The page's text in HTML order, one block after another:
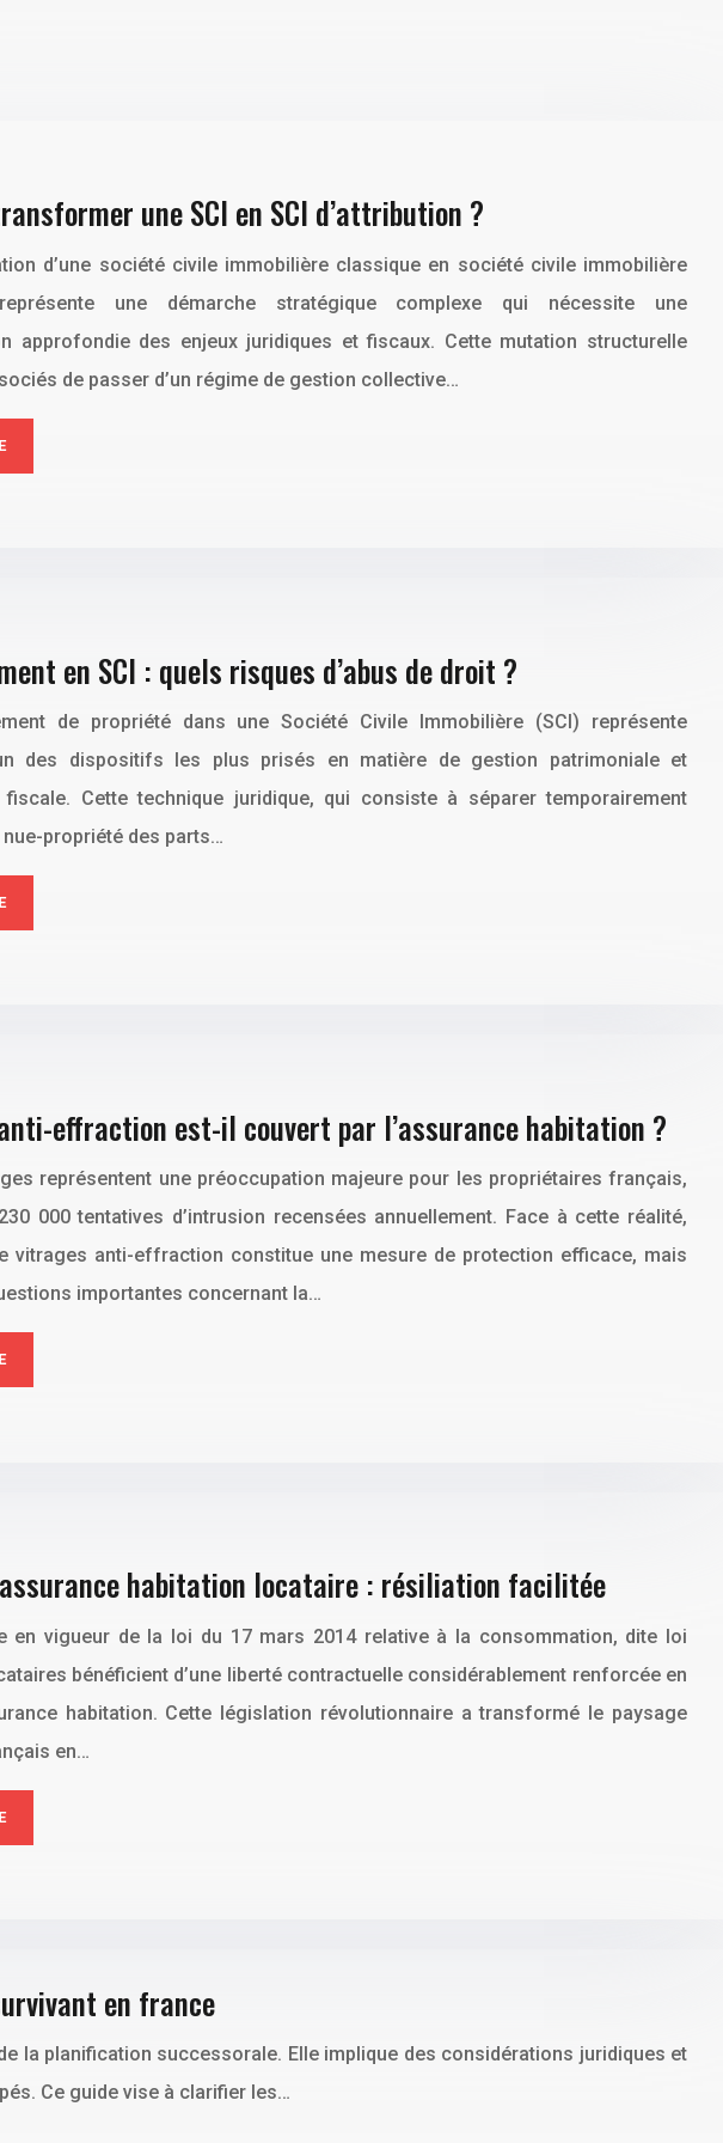
une SCI en SCI d’attribution ?
d’une société civile immobilière classique en société civile immobilière
représente une démarche stratégique complexe qui nécessite une
approfondie des enjeux juridiques et fiscaux. Cette mutation structurelle
de passer d’un régime de gestion collective…
en SCI : quels risques d’abus de droit ?
de propriété dans une Société Civile Immobilière (SCI) représente
des dispositifs les plus prisés en matière de gestion patrimoniale et
fiscale. Cette technique juridique, qui consiste à séparer temporairement
nue-propriété des parts…
effraction est-il couvert par l’assurance habitation ?
représentent une préoccupation majeure pour les propriétaires français,
000 tentatives d’intrusion recensées annuellement. Face à cette réalité,
vitrages anti-effraction constitue une mesure de protection efficace, mais
importantes concernant la…
habitation locataire : résiliation facilitée
en vigueur de la loi du 17 mars 2014 relative à la consommation, dite loi
bénéficient d’une liberté contractuelle considérablement renforcée en
habitation. Cette législation révolutionnaire a transformé le paysage
en…
en france
la planification successorale. Elle implique des considérations juridiques et
Ce guide vise à clarifier les…